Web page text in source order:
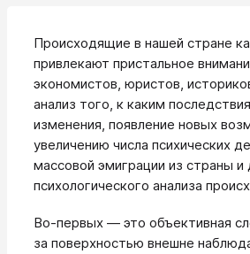
Происходящие в нашей стране
привлекают пристальное
экономистов, юристов,
анализ того, к каким
изменения, появление новых
увеличению числа психических
массовой эмиграции из страны
психологического анализа
Во-первых — это объективная
за поверхностью внешне